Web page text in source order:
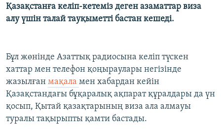
Қазақстанға келіп-кетеміз деген азаматтар виза
алу үшін талай тауқыметті бастан кешеді.
Бұл жөнінде Азаттық радиосына келіп түскен
хаттар мен телефон қоңыраулары негізінде
жазылған мақала мен хабардан кейін
Қазақстандағы бұқаралық ақпарат құралдары да үн
қосып, Қытай қазақтарының виза ала алмауы
туралы тақырыпты қамти бастады.